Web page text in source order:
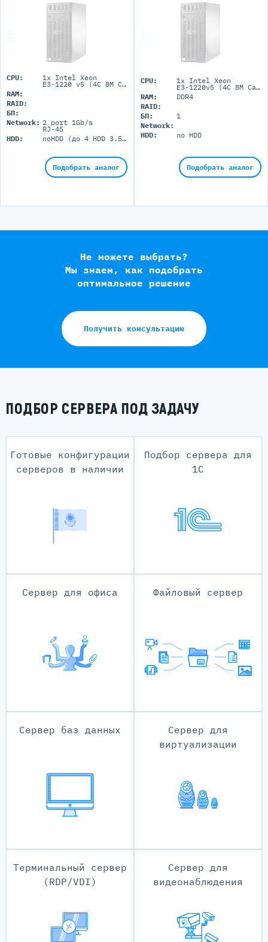
CPU: 1x Intel Xeon
E3-1220 v5 (4C 8M Cache 3.00 GHz)
RAM:
RAID:
БП:
Network: 2 port 1Gb/s
RJ-45
HDD:
noHDD (до 4 HDD 3.5'' LFF)
Подобрать аналог
CPU: 1x Intel Xeon
E3-1220v5 (4C 8M Cache 3.00GHz)
RAM:
DDR4
RAID:
БП:
1
Network:
HDD:
no HDD
Подобрать аналог
Не можете выбрать?
Мы знаем, как подобрать
оптимальное решение
Получить консультацию
ПОДБОР СЕРВЕРА ПОД ЗАДАЧУ
Готовые конфигурации
серверов в наличии
Подбор сервера для
1С
Сервер для офиса Файловый сервер
Сервер баз данных
Сервер для
виртуализации
Терминальный сервер
(RDP/VDI)
Сервер для
видеонаблюдения